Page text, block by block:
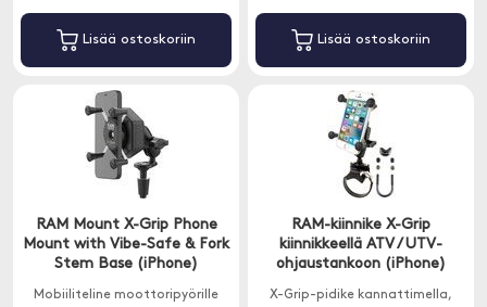
Lisää ostoskoriin Lisää ostoskoriin
RAM Mount X-Grip Phone
Mount with Vibe-Safe & Fork
Stem Base (iPhone)
Mobiiliteline moottoripyörille
RAM-kiinnike X-Grip
kiinnikkeellä ATV / UTV-
ohjaustankoon (iPhone)
X-Grip-pidike kannattimella,